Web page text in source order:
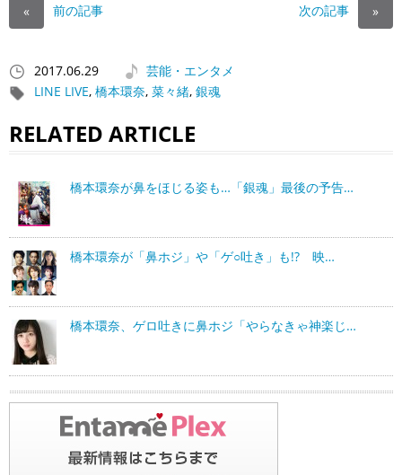
« 前の記事 次の記事 »
2017.06.29
芸能・エンタメ
LINE LIVE, 橋本環奈, 菜々緒, 銀魂
RELATED ARTICLE
橋本環奈が鼻をほじる姿も…「銀魂」最後の予告…
橋本環奈が「鼻ホジ」や「ゲ○吐き」も!? 映…
橋本環奈、ゲロ吐きに鼻ホジ「やらなきゃ神楽じ…